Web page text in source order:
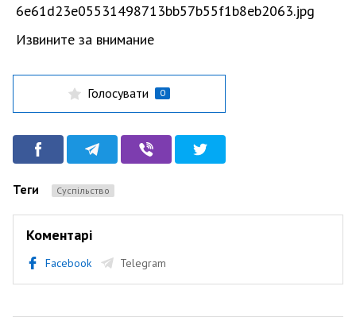
Извините за внимание
Голосувати 0
Теги Суспільство
Коментарі
Facebook Telegram